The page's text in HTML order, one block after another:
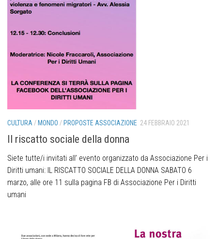
CULTURA/ MONDO / PROPOSTE ASSOCIAZIONE 24 FEBBRAIO 2021
Il riscatto sociale della donna
Siete tutte/i invitati all’ evento organizzato da Associazione Per i
Diritti umani: IL RISCATTO SOCIALE DELLA DONNA SABATO 6
marzo, alle ore 11 sulla pagina FB di Associazione Per i Diritti
umani